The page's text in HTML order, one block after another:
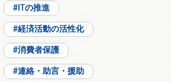
ITの推進
経済活動の活性化
消費者保護
連絡・助言・援助